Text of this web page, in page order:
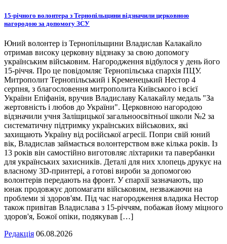
15-річного волонтера з Тернопільщини відзначили церковною
нагородою за допомогу ЗСУ
Юний волонтер із Тернопільщини Владислав Калакайло
отримав високу церковну відзнаку за свою допомогу
українським військовим. Нагородження відбулося у день його
15-річчя. Про це повідомляє Тернопільська єпархія ПЦУ.
Митрополит Тернопільський і Кременецький Нестор 4
серпня, з благословення митрополита Київського і всієї
України Епіфанія, вручив Владиславу Калакайлу медаль "За
жертовність і любов до України". Церковною нагородою
відзначили учня Заліщицької загальноосвітньої школи №2 за
систематичну підтримку українських військових, які
захищають Україну від російської агресії. Попри свій юний
вік, Владислав займається волонтерством вже кілька років. Із
13 років він самостійно виготовляє ліхтарики та павербанки
для українських захисників. Деталі для них хлопець друкує на
власному 3D-принтері, а готові вироби за допомогою
волонтерів передають на фронт. У єпархії зазначають, що
юнак продовжує допомагати військовим, незважаючи на
проблеми зі здоров'ям. Під час нагородження владика Нестор
також привітав Владислава з 15-річчям, побажав йому міцного
здоров'я, Божої опіки, подякував […]
Редакція 06.08.2026